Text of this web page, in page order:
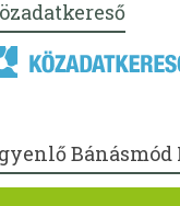
Bánásmód